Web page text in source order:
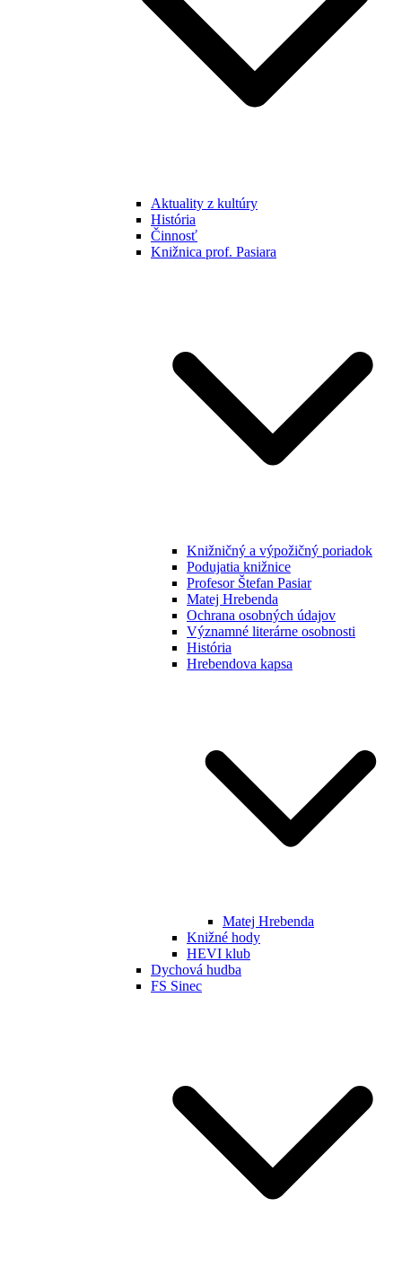
Aktuality z kultúry
História
Činnosť
Knižnica prof. Pasiara
Knižničný a výpožičný poriadok
Podujatia knižnice
Profesor Štefan Pasiar
Matej Hrebenda
Ochrana osobných údajov
Významné literárne osobnosti
História
Hrebendova kapsa
Matej Hrebenda
Knižné hody
HEVI klub
Dychová hudba
FS Sinec